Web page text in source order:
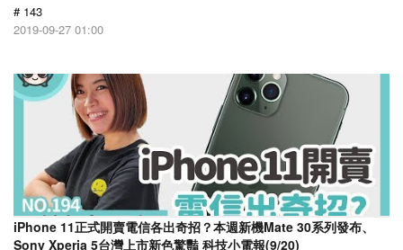
# 143
2019-09-27 01:00
iPhone 11正式開賣電信各出奇招？本週新機Mate 30系列發布、
Sony Xperia 5台灣上市新色驚豔 科技小電報(9/20)